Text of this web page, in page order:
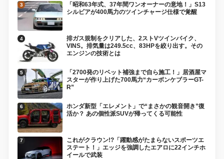
「昭和63年式、37年間ワンオーナーの意地！」S13
シルビアが400馬力のツインチャージ仕様で覚醒
排ガス規制をクリアした、2ストVツインバイク、
VINS。排気量は249.5cc、83HPを絞り出す。その
エンジンの技術とは
「2700発のリベット補強まで自ら施工！」居酒屋マ
スターが作り上げた700馬力“カーボンケブラーGT-
R”
ホンダ新型「エレメント」で“まさかの観音開き”復
活か？ あの個性派SUVが帰ってくる可能性
これがクラウン!?「躍動感がたまらないスポーツエ
ステート！」エッジを強調したエアロに22インチホ
イールで武装